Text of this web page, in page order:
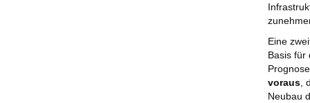
Eine
Basis für
voraus,
Neubau